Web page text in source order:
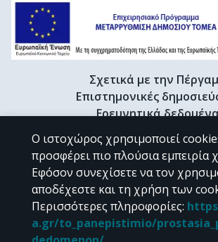
Σχετικά με την
Επιστημονικές
Ερευνητικά
Διδακτορικές διατριβές & Γκρίζα
Προφίλ Ερευνητή
CC BY-NC
Εκτός αν αναφέρεται διαφορετικά, το υλικό της
Ο ιστοχώρος χρησιμοποιεί
προσφέρει πιο πλούσια εμπειρία
Εφόσον συνεχίσετε να τον
αποδέχεστε και τη χρήση των
Περισσότερες πληροφορίες:
a.gr/to_panepistimio/